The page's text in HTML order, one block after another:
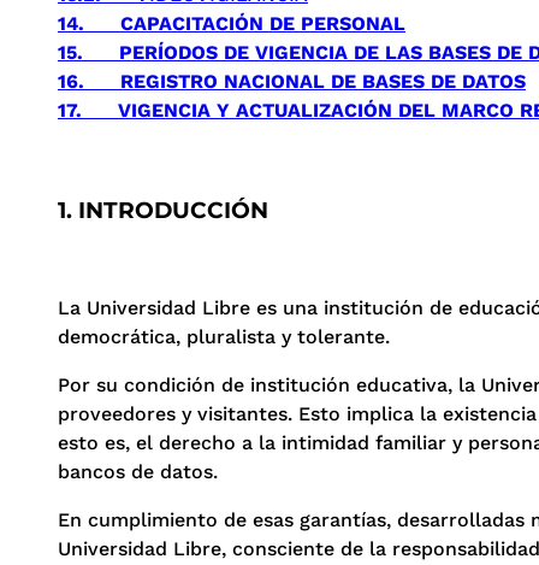
14.
CAPACITACIÓN DE PERSONAL
15.
PERÍODOS DE VIGENCIA DE LAS BASES DE
16.
REGISTRO NACIONAL DE BASES DE DATOS
17.
VIGENCIA Y ACTUALIZACIÓN DEL MARCO
1. INTRODUCCIÓN
La Universidad Libre es una institución de
democrática, pluralista y tolerante.
Por su condición de institución educativa, la
proveedores y visitantes. Esto implica la
esto es, el derecho a la intimidad familiar y
bancos de datos.
En cumplimiento de esas garantías, desarrolladas
Universidad Libre, consciente de la